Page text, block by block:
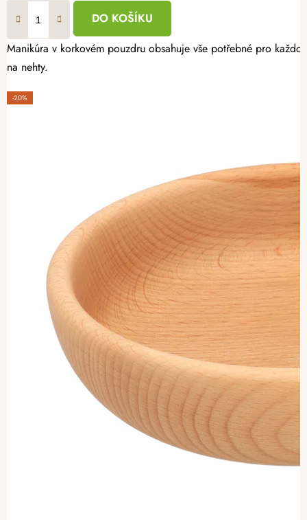
DO KOŠÍKU
Manikúra v korkovém pouzdru obsahuje vše potřebné pro
na nehty.
-20%